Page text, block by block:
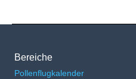
Bereiche
Pollenflugkalender